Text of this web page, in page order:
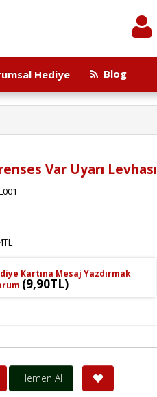
Hediye Blog
Var Uyarı Levhası
Kartına Mesaj Yazdırmak
(9,90TL)
Hemen Al